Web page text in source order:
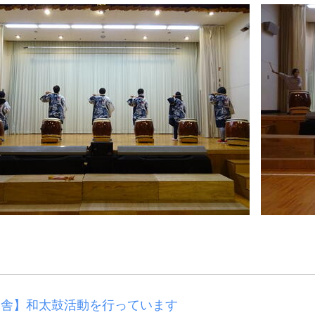
】和太鼓活動を行っています